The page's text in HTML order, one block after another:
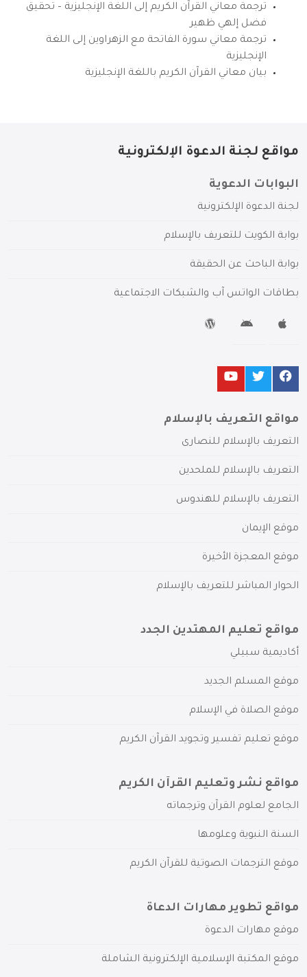
ترجمة معاني القرآن الكريم إلى اللغة الإنجليزية – تحقيق
فضل إلهي ظهير
ترجمة معاني سورة الفاتحة مع الزهراوين إلى اللغة
الإنجليزية
بيان معاني القرآن الكريم باللغة الإنجليزية
مواقع لجنة الدعوة الإلكترونية
البوابات الدعوية
لجنة الدعوة الإلكترونية
بوابة الكويت للتعريف بالإسلام
بوابة الباحث عن الحقيقة
بطاقات الواتس آب والشبكات الاجتماعية
مواقع التعريف بالإسلام
التعريف بالإسلام للنصارى
التعريف بالإسلام للملحدين
التعريف بالإسلام للهندوس
موقع الإيمان
موقع المعجزة الأخيرة
الحوار المباشر للتعريف بالإسلام
مواقع تعليم المهتدين الجدد
أكاديمية سبيلي
موقع المسلم الجديد
موقع الصلاة في الإسلام
موقع تعليم تفسير وتجويد القرآن الكريم
مواقع نشر وتعليم القرآن الكريم
الجامع لعلوم القرآن وترجماته
السنة النبوية وعلومها
موقع الترجمات الصوتية للقرآن الكريم
مواقع تطوير مهارات الدعاة
موقع مهارات الدعوة
موقع المكتبة الإسلامية الإلكترونية الشاملة